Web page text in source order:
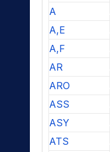
A
A,E
A,F
AR
ARO
ASS
ASY
ATS